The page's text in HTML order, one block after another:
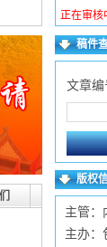
正在审核
编号：
正在审核
已录用
已录用
编号：
已录用
编号：
已录用
稿件
文章编
版权
主管：
主办：